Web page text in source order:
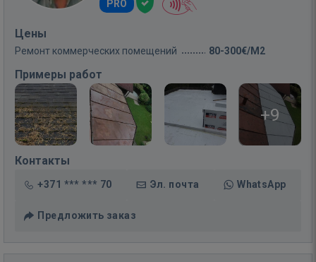
PRO
Цены
Ремонт коммерческих помещений 80-300€/M2
Примеры работ
+9
Контакты
+371 *** *** 70 Эл. почта WhatsApp
Предложить заказ